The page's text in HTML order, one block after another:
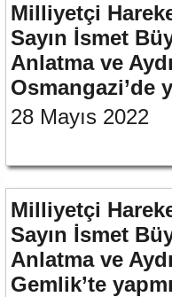
Milliyetçi
Sayın İsmet
Anlatma ve
Osmangazi’de
28 Mayıs 2022
Milliyetçi
Sayın İsmet
Anlatma ve
Gemlik’te